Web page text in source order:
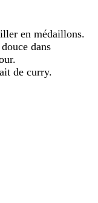
en médaillons.
dans
de curry.